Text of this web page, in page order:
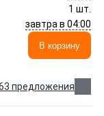
1 шт.
завтра в 04:00
В корзину
предложения